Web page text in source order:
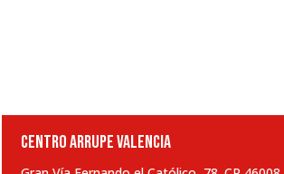
CENTRO ARRUPE VALENCIA